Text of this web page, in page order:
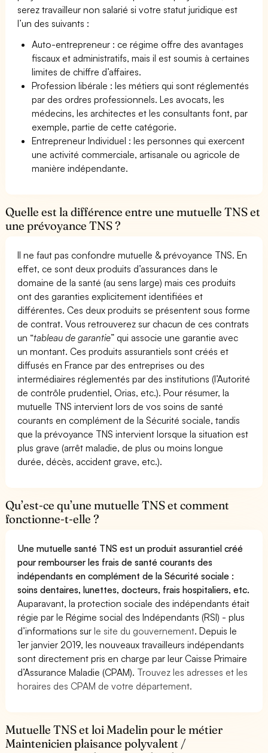
serez travailleur non salarié si votre statut juridique est
l’un des suivants :
Auto-entrepreneur : ce régime offre des avantages
fiscaux et administratifs, mais il est soumis à certaines
limites de chiffre d’affaires.
Profession libérale : les métiers qui sont réglementés
par des ordres professionnels. Les avocats, les
médecins, les architectes et les consultants font, par
exemple, partie de cette catégorie.
Entrepreneur Individuel : les personnes qui exercent
une activité commerciale, artisanale ou agricole de
manière indépendante.
Quelle est la différence entre une mutuelle TNS et
une prévoyance TNS ?
Il ne faut pas confondre mutuelle & prévoyance TNS. En
effet, ce sont deux produits d’assurances dans le
domaine de la santé (au sens large) mais ces produits
ont des garanties explicitement identifiées et
différentes. Ces deux produits se présentent sous forme
de contrat. Vous retrouverez sur chacun de ces contrats
un “tableau de garantie” qui associe une garantie avec
un montant. Ces produits assurantiels sont créés et
diffusés en France par des entreprises ou des
intermédiaires réglementés par des institutions (l’Autorité
de contrôle prudentiel, Orias, etc.). Pour résumer, la
mutuelle TNS intervient lors de vos soins de santé
courants en complément de la Sécurité sociale, tandis
que la prévoyance TNS intervient lorsque la situation est
plus grave (arrêt maladie, de plus ou moins longue
durée, décès, accident grave, etc.).
Qu’est-ce qu’une mutuelle TNS et comment
fonctionne-t-elle ?
Une mutuelle santé TNS est un produit assurantiel créé
pour rembourser les frais de santé courants des
indépendants en complément de la Sécurité sociale :
soins dentaires, lunettes, docteurs, frais hospitaliers, etc.
Auparavant, la protection sociale des indépendants était
régie par le Régime social des Indépendants (RSI) - plus
d’informations surle site du gouvernement. Depuis le
1er janvier 2019, les nouveaux travailleurs indépendants
sont directement pris en charge par leur Caisse Primaire
d’Assurance Maladie (CPAM). Trouvez les adresses et les
horaires des CPAM de votre département.
Mutuelle TNS et loi Madelin pour le métier
Maintenicien plaisance polyvalent /